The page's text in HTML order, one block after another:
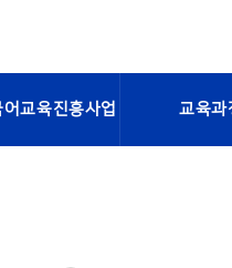
교육진흥사업 교육과